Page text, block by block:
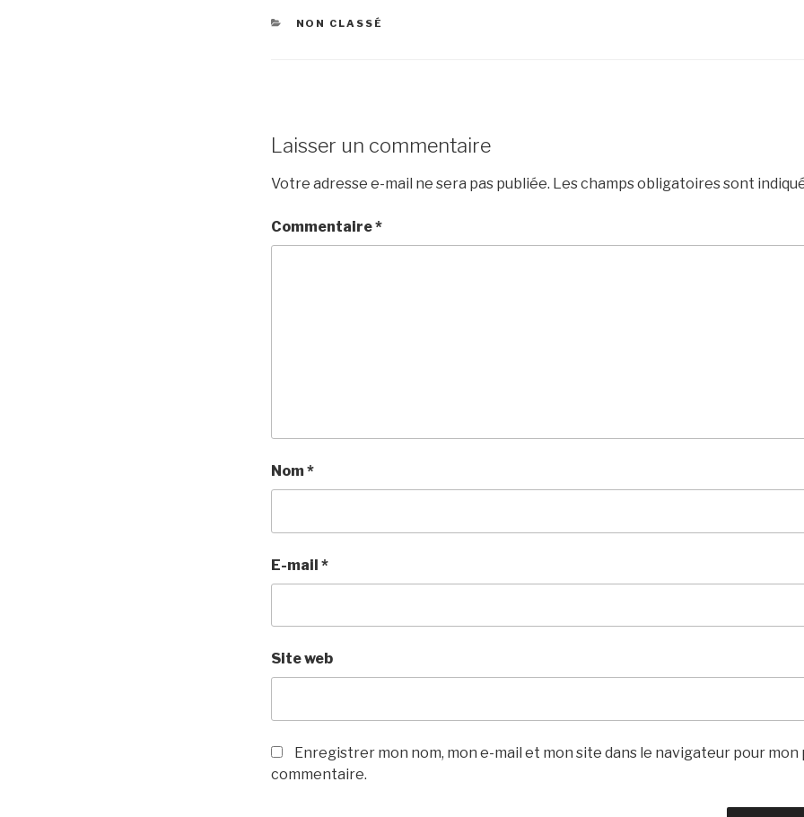
CATÉGORIES
NON CLASSÉ
Laisser un commentaire
Votre adresse e-mail ne sera pas publiée. Les champs obligatoires sont
Commentaire*
Nom*
E-mail *
Site web
Enregistrer mon nom, mon e-mail et mon site dans le navigateur pour mon
commentaire.